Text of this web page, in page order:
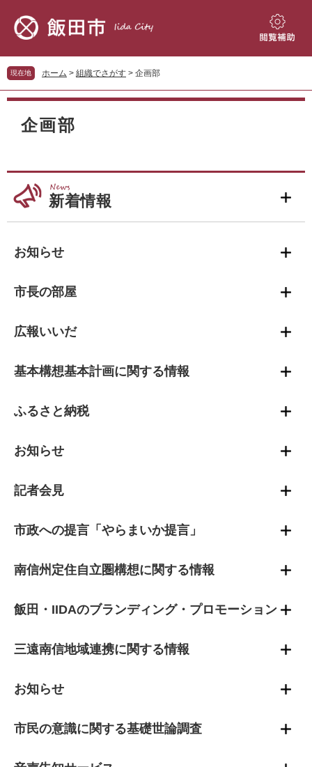
先
頭
を
飛
閲
現在地 ホーム > 組織でさがす > 企画部
本
企画部
新着情報
お知らせ
市長の部屋
広報いいだ
基本構想基本計画に関する情報
ふるさと納税
お知らせ
記者会見
市政への提言「やらまいか提言」
南信州定住自立圏構想に関する情報
飯田・IIDAのブランディング・プロモーション
三遠南信地域連携に関する情報
お知らせ
市民の意識に関する基礎世論調査